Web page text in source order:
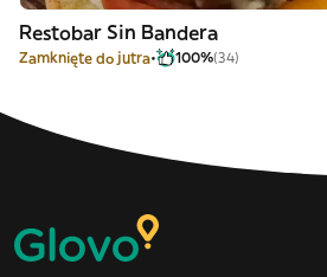
Restobar Sin Bandera
Zamknięte do jutra 100%(34)